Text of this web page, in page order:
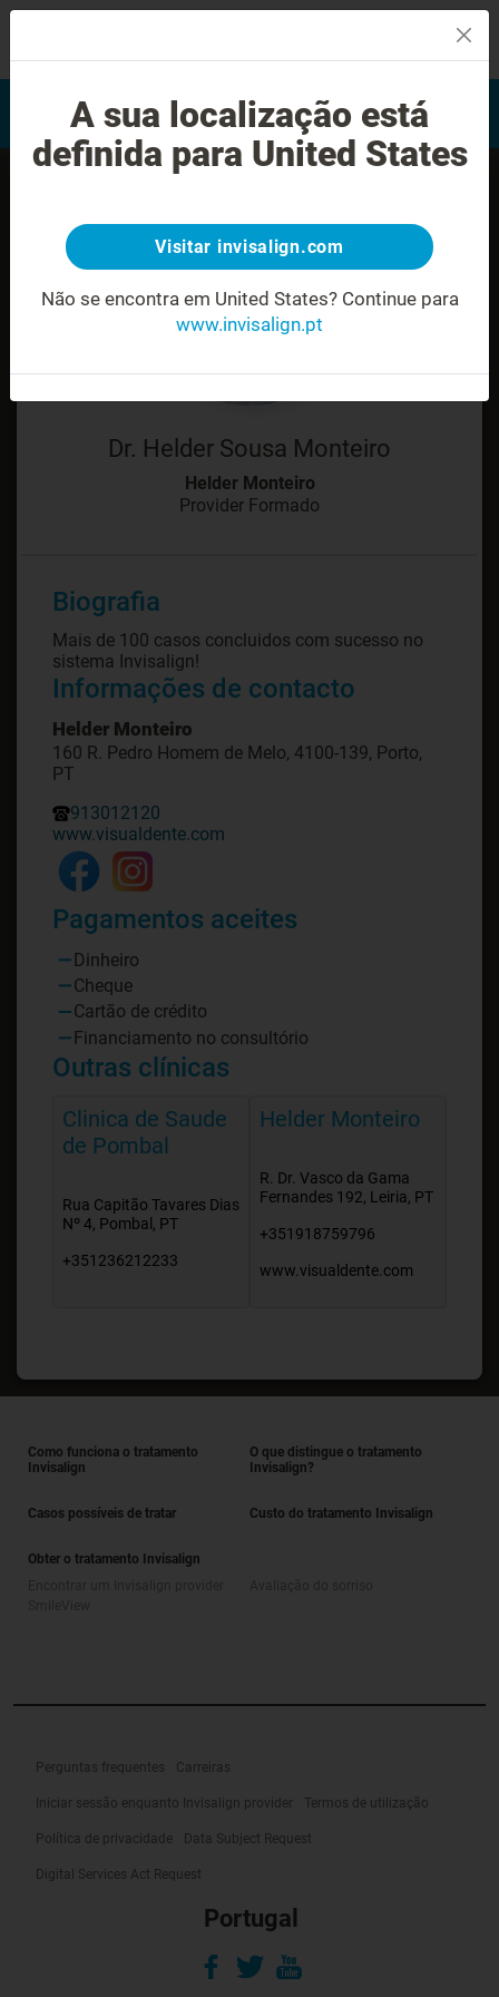
Avaliação do sorriso
Encontrar um Invisalign
provider
Dr. Helder Sousa Monteiro
Helder Monteiro
Provider Formado
Biografia
Mais de 100 casos concluidos com sucesso no
sistema Invisalign!
Informações de contacto
Helder Monteiro
160 R. Pedro Homem de Melo, 4100-139, Porto,
PT
913012120
www.visualdente.com
Pagamentos aceites
Dinheiro
Cheque
Cartão de crédito
Financiamento no consultório
Outras clínicas
Clinica de Saude
de Pombal
Rua Capitão Tavares Dias
Nº 4, Pombal, PT
+351236212233
Helder Monteiro
R. Dr. Vasco da Gama
Fernandes 192, Leiria, PT
+351918759796
www.visualdente.com
Como funciona o tratamento
Invisalign
O que distingue o tratamento
Invisalign?
Casos possíveis de tratar Custo do tratamento Invisalign
Obter o tratamento Invisalign
Perguntas frequentes Carreiras
Iniciar sessão enquanto Invisalign provider Termos de utilização
Política de privacidade Data Subject Request
Digital Services Act Request
Portugal
A sua localização está
definida para United States
Visitar invisalign.com
Não se encontra em United States? Continue para
www.invisalign.pt